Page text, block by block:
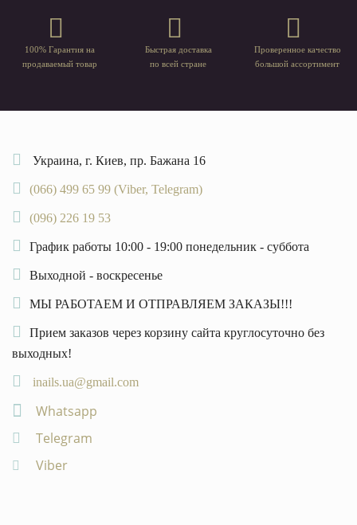
100% Гарантия на
продаваемый товар
Быстрая доставка
по всей стране
Проверенное качество
большой ассортимент
Украина, г. Киев, пр. Бажана 16
(066) 499 65 99 (Viber, Telegram)
(096) 226 19 53
График работы 10:00 - 19:00 понедельник - суббота
Выходной - воскресенье
МЫ РАБОТАЕМ И ОТПРАВЛЯЕМ ЗАКАЗЫ!!!
Прием заказов через корзину сайта круглосуточно без
выходных!
inails.ua@gmail.com
Whatsapp
Telegram
Viber